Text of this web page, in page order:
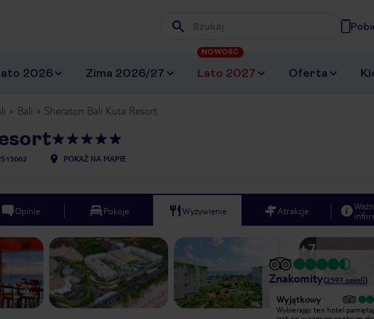
Wpisz frazę, której szukasz
2026 Zima 2026/27 Lato 2027
NOWOŚĆ
Oferta
Bali Sheraton Bali Kuta Resort
POKAŻ NA MAPIE
Opinie Pokoje Wyżywienie Atrakcje
+7
Znakomity(2597 opinii)
Wyjątkowy
Wybierając ten hotel pamiętaj, że
Wyjątkowy
Wybierając ten hotel